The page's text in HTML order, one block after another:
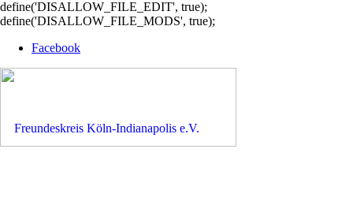
define('DISALLOW_FILE_EDIT', true);
define('DISALLOW_FILE_MODS', true);
Facebook